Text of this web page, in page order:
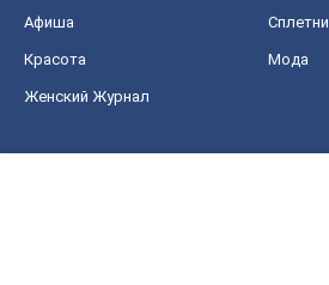
Афиша Сплетни
Красота Мода
Женский Журнал